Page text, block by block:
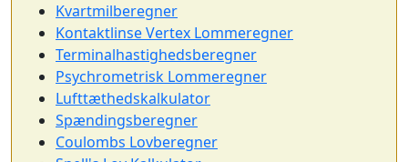
Kvartmilberegner
Kontaktlinse Vertex Lommeregner
Terminalhastighedsberegner
Psychrometrisk Lommeregner
Lufttæthedskalkulator
Spændingsberegner
Coulombs Lovberegner